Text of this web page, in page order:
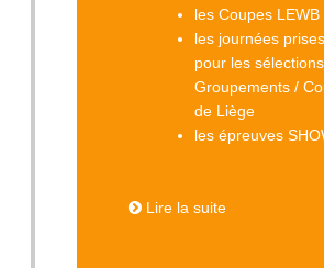
les Coupes
les journées
pour les
Groupements /
de Liège
les épreuves
Lire la suite